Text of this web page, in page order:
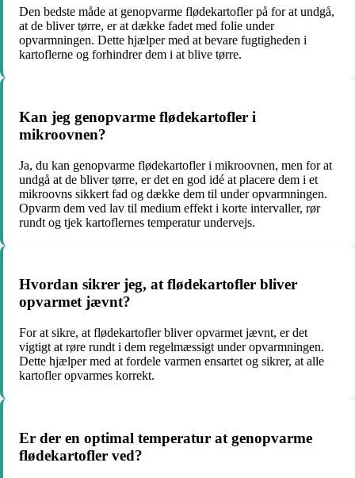
Den bedste måde at genopvarme flødekartofler på for at undgå,
at de bliver tørre, er at dække fadet med folie under
opvarmningen. Dette hjælper med at bevare fugtigheden i
kartoflerne og forhindrer dem i at blive tørre.
Kan jeg genopvarme flødekartofler i
mikroovnen?
Ja, du kan genopvarme flødekartofler i mikroovnen, men for at
undgå at de bliver tørre, er det en god idé at placere dem i et
mikroovns sikkert fad og dække dem til under opvarmningen.
Opvarm dem ved lav til medium effekt i korte intervaller, rør
rundt og tjek kartoflernes temperatur undervejs.
Hvordan sikrer jeg, at flødekartofler bliver
opvarmet jævnt?
For at sikre, at flødekartofler bliver opvarmet jævnt, er det
vigtigt at røre rundt i dem regelmæssigt under opvarmningen.
Dette hjælper med at fordele varmen ensartet og sikrer, at alle
kartofler opvarmes korrekt.
Er der en optimal temperatur at genopvarme
flødekartofler ved?